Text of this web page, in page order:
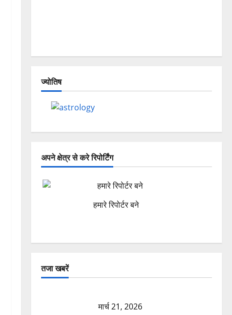
ज्योतिष
अपने क्षेत्र से करे रिपोर्टिंग
हमारे रिपोर्टर बने
तजा खबरें
मार्च 21, 2026